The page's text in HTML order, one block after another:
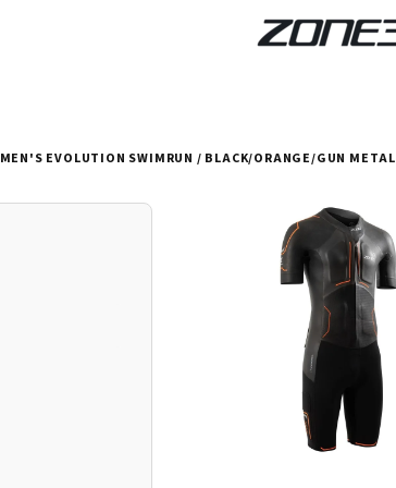
MEN'S EVOLUTION SWIMRUN / BLACK/ORANGE/GUN METAL